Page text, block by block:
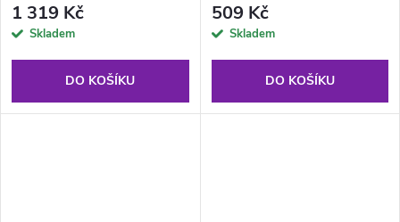
1 319 Kč
Skladem
DO KOŠÍKU
509 Kč
Skladem
DO KOŠÍKU